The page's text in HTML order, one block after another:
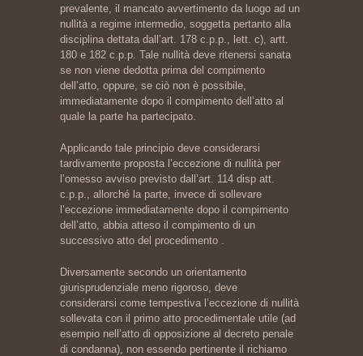
prevalente, il mancato avvertimento da luogo ad un
nullità a regime intermedio, soggetta pertanto alla
disciplina dettata dall’art. 178 c.p.p., lett. c), artt.
180 e 182 c.p.p. Tale nullità deve ritenersi sanata
se non viene dedotta prima del compimento
dell’atto, oppure, se ciò non è possibile,
immediatamente dopo il compimento dell’atto al
quale la parte ha partecipato.
Applicando tale principio deve considerarsi
tardivamente proposta l’eccezione di nullità per
l’omesso avviso previsto dall’art. 114 disp att.
c.p.p., allorché la parte, invece di sollevare
l’eccezione immediatamente dopo il compimento
dell’atto, abbia atteso il compimento di un
successivo atto del procedimento .
Diversamente secondo un orientamento
giurisprudenziale meno rigoroso, deve
considerarsi come tempestiva l’eccezione di nullità
sollevata con il primo atto procedimentale utile (ad
esempio nell’atto di opposizione al decreto penale
di condanna), non essendo pertinente il richiamo